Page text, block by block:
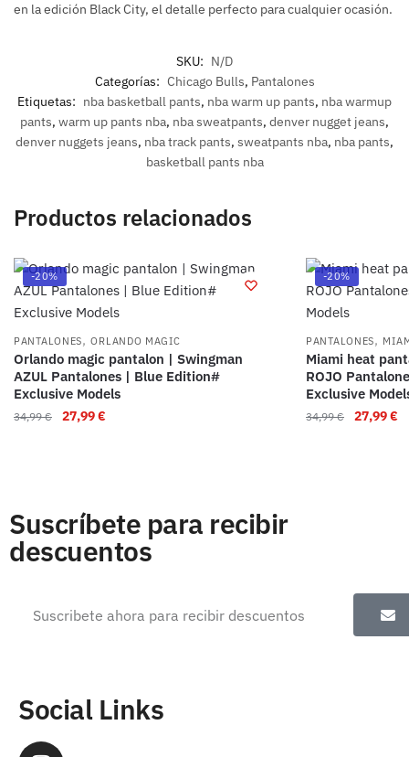
en la edición Black City, el detalle perfecto para cualquier ocasión.
SKU: N/D
Categorías: Chicago Bulls, Pantalones
Etiquetas: nba basketball pants, nba warm up pants, nba warmup
pants, warm up pants nba, nba sweatpants, denver nugget jeans,
denver nuggets jeans, nba track pants, sweatpants nba, nba pants,
basketball pants nba
Productos relacionados
-20%
PANTALONES,ORLANDO MAGIC
Orlando magic pantalon | Swingman
AZUL Pantalones | Blue Edition#
Exclusive Models
34,99€ 27,99€
-20%
PANTALONES,
Miami heat
ROJO
Exclusive
34,99€ 27,99€
Suscríbete para recibir
descuentos
Social Links